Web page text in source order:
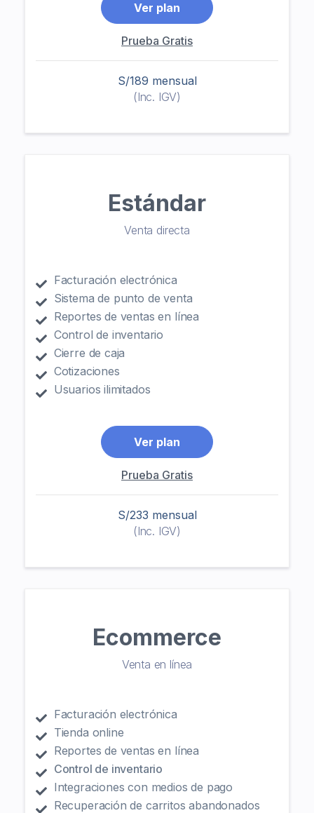
Ver plan
Prueba Gratis
S/189 mensual
(Inc. IGV)
Estándar
Venta directa
Facturación electrónica
Sistema de punto de venta
Reportes de ventas en línea
Control de inventario
Cierre de caja
Cotizaciones
Usuarios ilimitados
Ver plan
Prueba Gratis
S/233 mensual
(Inc. IGV)
Ecommerce
Venta en línea
Facturación electrónica
Tienda online
Reportes de ventas en línea
Control de inventario
Integraciones con medios de pago
Recuperación de carritos abandonados